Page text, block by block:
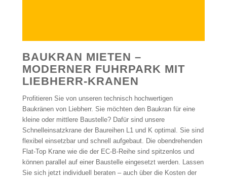
BAUKRAN MIETEN –
MODERNER FUHRPARK MIT
LIEBHERR-KRANEN
Profitieren Sie von unseren technisch hochwertigen
Baukränen von Liebherr. Sie möchten den Baukran für eine
kleine oder mittlere Baustelle? Dafür sind unsere
Schnelleinsatzkrane der Baureihen L1 und K optimal. Sie sind
flexibel einsetzbar und schnell aufgebaut. Die obendrehenden
Flat-Top Krane wie die der EC-B-Reihe sind spitzenlos und
können parallel auf einer Baustelle eingesetzt werden. Lassen
Sie sich jetzt individuell beraten – auch über die Kosten der